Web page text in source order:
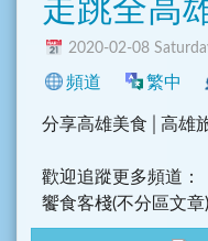
走跳全高
2020-02-08
頻道 繁中
分享高雄美食│高雄
歡迎追蹤更多頻道：
饗食客棧(不分區文章)
走跳全台中：